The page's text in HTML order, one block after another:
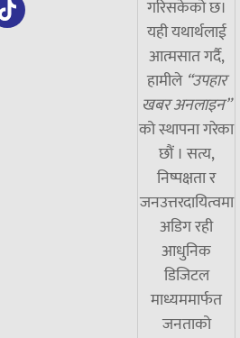
गरिसकेको छ।
यही यथार्थलाई
आत्मसात गर्दै,
हामीले “उपहार
खबर अनलाइन”
को स्थापना गरेका
छौं । सत्य,
निष्पक्षता र
जनउत्तरदायित्वमा
अडिग रही
आधुनिक
डिजिटल
माध्यममार्फत
जनताको